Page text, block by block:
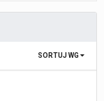
SORTUJ WG